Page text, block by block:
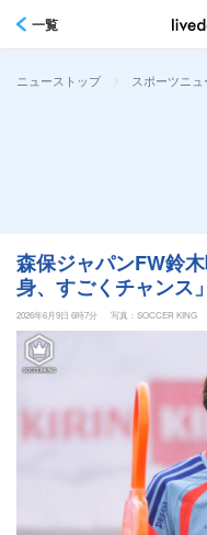
一覧
ニューストップ > スポーツニュ
森保ジャパンFW鈴
身、すごくチャンス」
2026年6月9日 6時7分 写真：SOCCER KING